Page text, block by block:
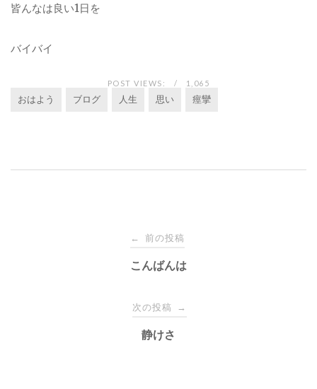
皆んなは良い1日を
バイバイ
POST VIEWS: 1,065
おはよう ブログ 人生 思い 痙攣
← 前の投稿
こんばんは
次の投稿 →
静けさ